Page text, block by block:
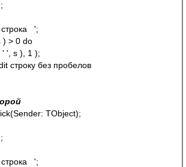
';
> 0 do
', s ), 1 );
строку без пробелов
TObject);
';